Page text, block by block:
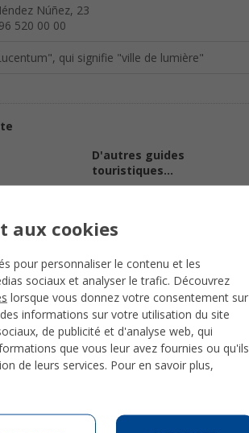
Núñez, 23
520 00 00
qui signifie "ville de lumière"
D'autres guides
touristiques...
à Pampelune
à Salamanque
à Séville
à Ténérife
à Valence
aux cookies
pour personnaliser le contenu et les
sociaux et analyser le trafic. Découvrez
lorsque vous donnez votre consentement sur
informations sur votre utilisation du site
de publicité et d'analyse web, qui
que vous leur avez fournies ou qu'ils
de leurs services. Pour en savoir plus,